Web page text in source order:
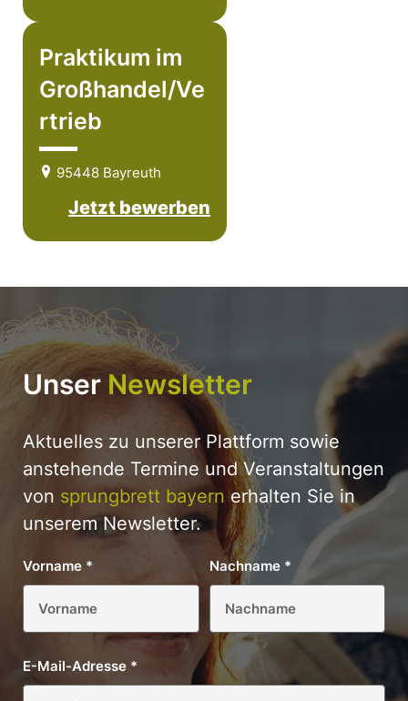
Praktikum im
Großhandel/Ve
rtrieb
95448 Bayreuth
Jetzt bewerben
Unser Newsletter
Aktuelles zu unserer Plattform sowie
anstehende Termine und Veranstaltungen
von sprungbrett bayernerhalten Sie in
unserem Newsletter.
Vorname * Nachname *
E-Mail-Adresse *